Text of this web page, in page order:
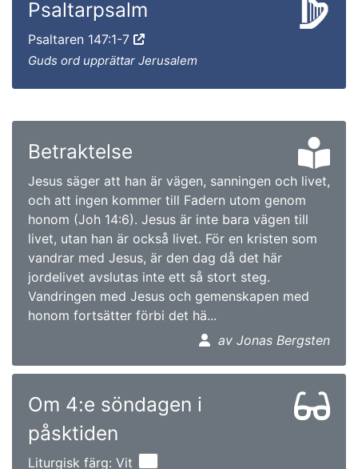
Psaltarpsalm
Psaltaren 147:1-7
Guds ord upprättar Jerusalem
Betraktelse
Jesus säger att han är vägen, sanningen och livet,
och att ingen kommer till Fadern utom genom
honom (Joh 14:6). Jesus är inte bara vägen till
livet, utan han är också livet. För en kristen som
vandrar med Jesus, är den dag då det här
jordelivet avslutas inte ett så stort steg.
Vandringen med Jesus och gemenskapen med
honom fortsätter förbi det hä...
av Jonas Bergsten
Om 4:e söndagen i
påsktiden
Liturgisk färg: Vit